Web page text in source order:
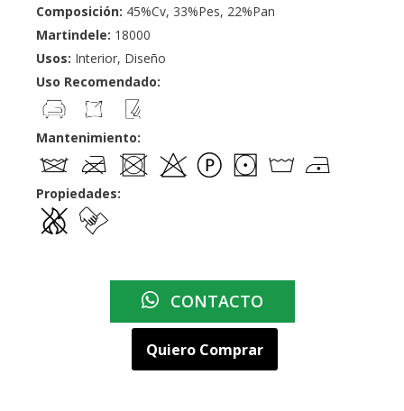
Composición: 45%Cv, 33%Pes, 22%Pan
Martindele: 18000
Usos: Interior, Diseño
Uso Recomendado:
Mantenimiento:
Propiedades:
CONTACTO
Quiero Comprar